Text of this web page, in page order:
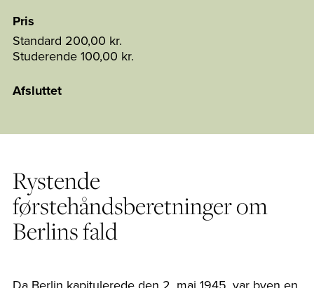
Pris
Standard 200,00 kr.
Studerende 100,00 kr.
Afsluttet
Rystende
førstehåndsberetninger om
Berlins fald